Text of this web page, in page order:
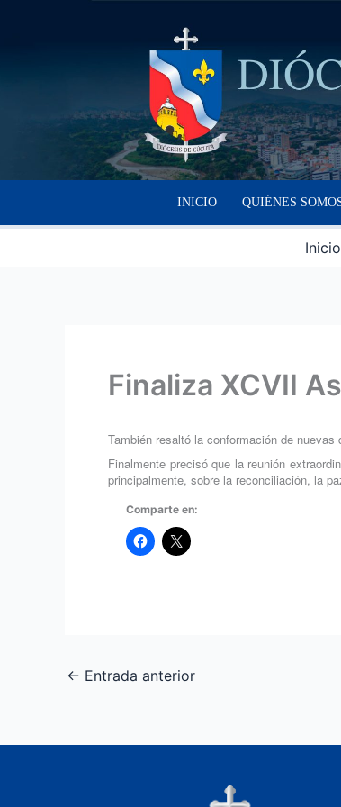
INICIO QUIÉNES
Inicio
Finaliza XCVII
También resaltó la conformación de
Finalmente precisó que la reunión
principalmente, sobre la reconciliación, la
Comparte en:
← Entrada anterior